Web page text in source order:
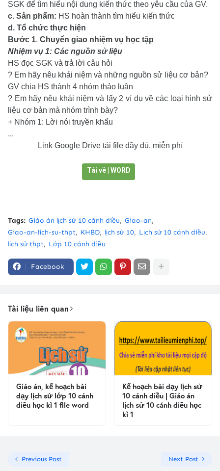
SGK để tìm hiểu nội dung kiến thức theo yêu cầu của GV.
c. Sản phẩm: HS hoàn thành tìm hiểu kiến thức
d. Tổ chức thực hiện
Bước 1. Chuyển giao nhiệm vụ học tập
Nhiệm vụ 1: Các nguồn sử liệu
HS đọc SGK và trả lời câu hỏi
? Em hãy nêu khái niệm và những nguồn sử liệu cơ bản?
GV chia HS thành 4 nhóm thảo luận
? Em hãy nêu khái niệm và lấy 2 ví dụ về các loại hình sử
liệu cơ bản mà nhóm trình bày?
+ Nhóm 1: Lời nói truyền khẩu
...
Link Google Drive tải file đầy đủ, miễn phí
Tải về | WORD
Tags: Giáo án lịch sử 10 cánh diều
Giao-an
Giao-an-lich-su-thpt
KHBD lịch sử 10
Lịch sử 10 cánh diều
lịch sử thpt
Lớp 10 cánh diều
Facebook
Tài liệu liên quan
Giáo án, kế hoạch bài
dạy lịch sử lớp 10 cánh
diều học kì 1 file word
Kế hoạch bài dạy lịch sử
10 cánh diều | Giáo án
lịch sử 10 cánh diều học
kì 1
Previous Post Next Post